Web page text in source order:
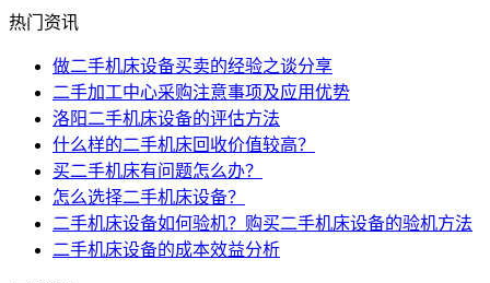
热门资讯
做二手机床设备买卖的经验之谈分享
二手加工中心采购注意事项及应用优势
洛阳二手机床设备的评估方法
什么样的二手机床回收价值较高？
买二手机床有问题怎么办？
怎么选择二手机床设备？
二手机床设备如何验机？购买二手机床设备的验机方法
二手机床设备的成本效益分析